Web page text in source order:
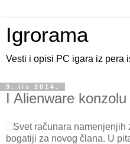
Igrorama
Vesti i opisi PC igara iz pera
9. lis 2014.
I Alienware
Svet računara namenjenjih
bogatiji za novog člana. U